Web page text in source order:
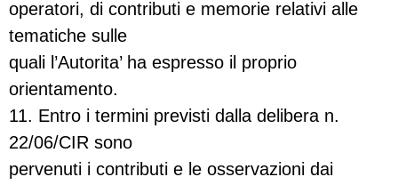
operatori, di contributi e memorie relativi alle
tematiche sulle
quali l’Autorita’ ha espresso il proprio
orientamento.
11. Entro i termini previsti dalla delibera n.
22/06/CIR sono
pervenuti i contributi e le osservazioni dai